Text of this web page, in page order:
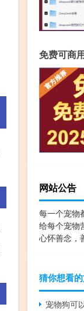
免费可商
网站公告
每一个宠物
给每个宠物
心怀善念，
猜你想看
宠物狗可